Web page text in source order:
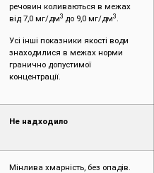
речовин коливаються в межах
від 7,0 мг/дм3 до 9,0 мг/дм3 .
Усі інші показники якості води
знаходилися в межах норми
гранично допустимої
концентрації.
Не надходило
Мінлива хмарність, без опадів.